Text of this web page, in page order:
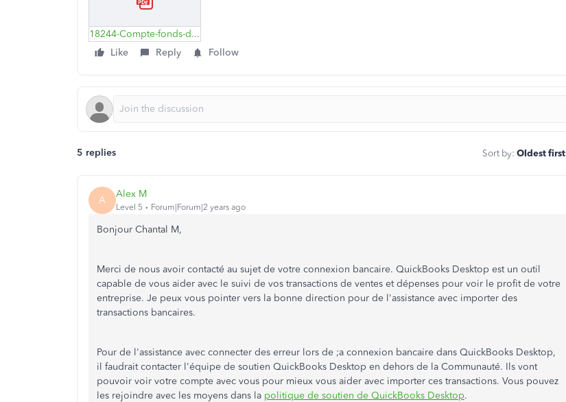
18244-Compte-fonds-d'administration.pdf
Like
Reply Follow
5 replies Sort by: Oldest first
A Alex M
Level 5 Forum|Forum|2 years ago
Bonjour Chantal M,
Merci de nous avoir contacté au sujet de votre connexion bancaire. QuickBooks Desktop est un outil
capable de vous aider avec le suivi de vos transactions de ventes et dépenses pour voir le profit de votre
entreprise. Je peux vous pointer vers la bonne direction pour de l'assistance avec importer des
transactions bancaires.
Pour de l'assistance avec connecter des erreur lors de ;a connexion bancaire dans QuickBooks Desktop,
il faudrait contacter l'équipe de soutien QuickBooks Desktop en dehors de la Communauté. Ils vont
pouvoir voir votre compte avec vous pour mieux vous aider avec importer ces transactions. Vous pouvez
les rejoindre avec les moyens dans la politique de soutien de QuickBooks Desktop.